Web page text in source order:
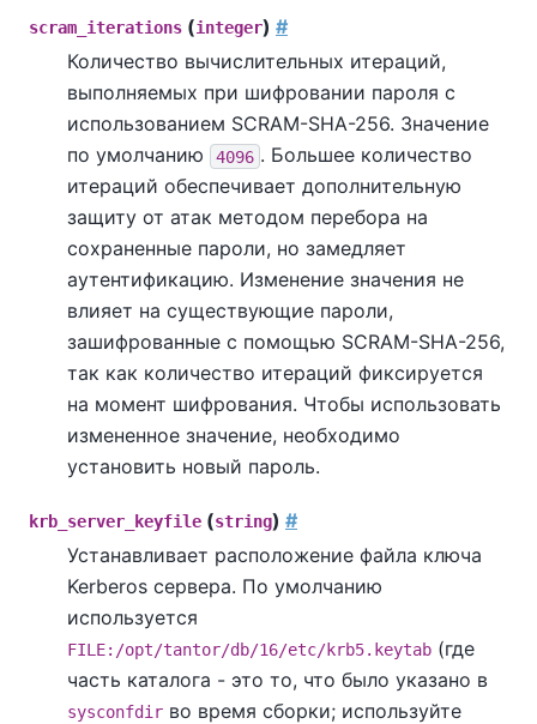
scram_iterations (integer) #
Количество вычислительных итераций,
выполняемых при шифровании пароля с
использованием SCRAM-SHA-256. Значение
по умолчанию
4096 . Большее количество
итераций обеспечивает дополнительную
защиту от атак методом перебора на
сохраненные пароли, но замедляет
аутентификацию. Изменение значения не
влияет на существующие пароли,
зашифрованные с помощью SCRAM-SHA-256,
так как количество итераций фиксируется
на момент шифрования. Чтобы использовать
измененное значение, необходимо
установить новый пароль.
krb_server_keyfile (string) #
Устанавливает расположение файла ключа
Kerberos сервера. По умолчанию
используется
FILE:/opt/tantor/db/16/etc/krb5.keytab (где
часть каталога - это то, что было указано в
sysconfdir во время сборки; используйте